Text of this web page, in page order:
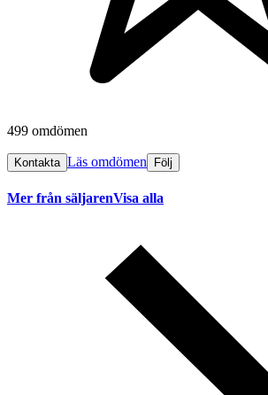
499 omdömen
Kontakta Läs omdömen Följ
Mer från säljarenVisa alla